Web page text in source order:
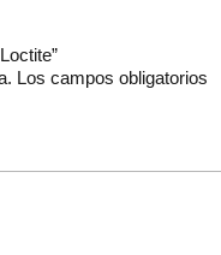
Los campos obligatorios